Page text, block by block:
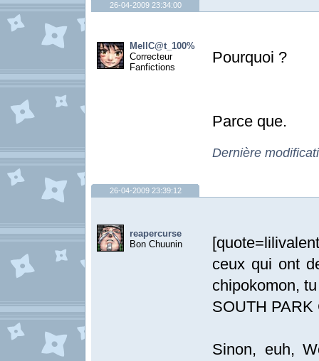
26-04-2009 23:34:00
MellC@t_100%
Correcteur
Fanfictions
Pourquoi ?
Parce que.
Dernière
26-04-2009 23:39:12
reapercurse
Bon Chuunin
ceux qui ont
chipokomon,
SOUTH PARK
Sinon, euh,